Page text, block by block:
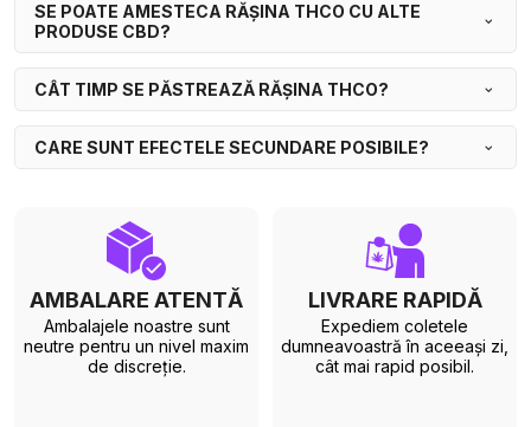
SE POATE AMESTECA RĂȘINA THCO CU ALTE
PRODUSE CBD?
CÂT TIMP SE PĂSTREAZĂ RĂȘINA THCO?
CARE SUNT EFECTELE SECUNDARE POSIBILE?
AMBALARE ATENTĂ
Ambalajele noastre sunt
neutre pentru un nivel maxim
de discreție.
LIVRARE RAPIDĂ
Expediem coletele
dumneavoastră în aceeași zi,
cât mai rapid posibil.